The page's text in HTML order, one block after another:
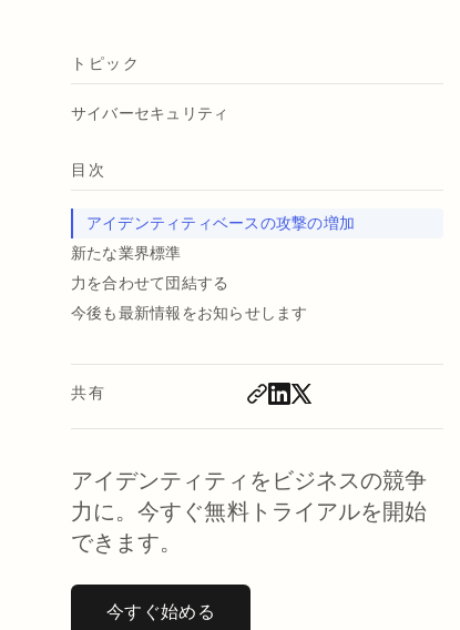
トピック
サイバーセキュリティ
目次
アイデンティティベースの攻撃の増加
新たな業界標準
力を合わせて団結する
今後も最新情報をお知らせします
共有
アイデンティティをビジネスの競争
力に。今すぐ無料トライアルを開始
できます。
今すぐ始める新しいタブで開く